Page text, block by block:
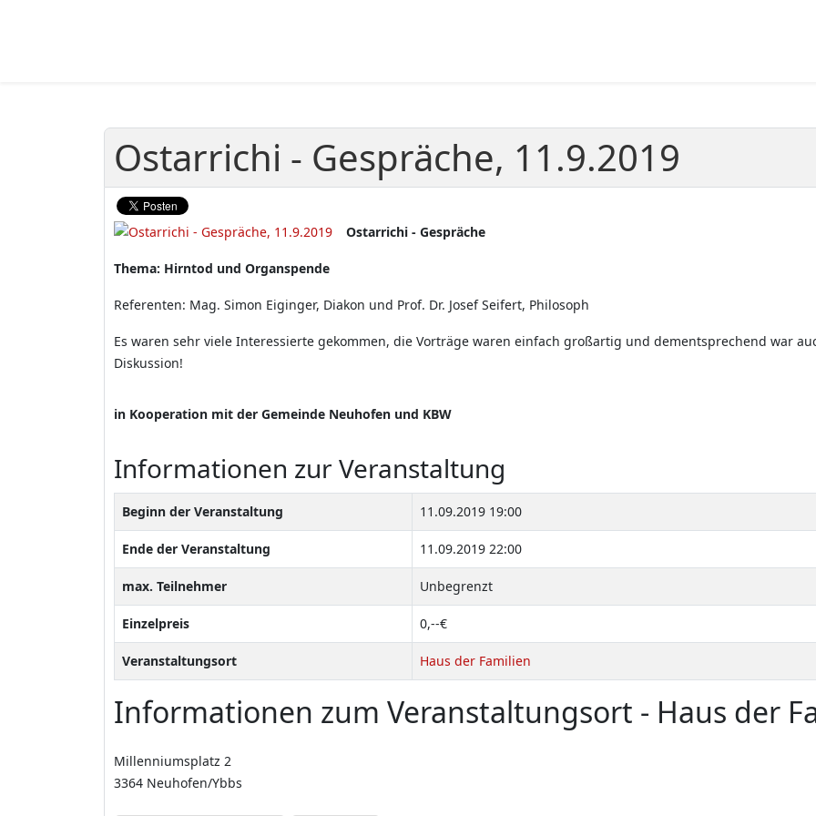
Ostarrichi - Gespräche, 11.9.2019
Ostarrichi - Gespräche
Thema: Hirntod und Organspende
Referenten: Mag. Simon Eiginger, Diakon und Prof. Dr. Josef Seifert, Philosoph
Es waren sehr viele Interessierte gekommen, die Vorträge waren einfach großartig und dementsprechend war
Diskussion!
in Kooperation mit der Gemeinde Neuhofen und KBW
Informationen zur Veranstaltung
Beginn der Veranstaltung 11.09.2019 19:00
Ende der Veranstaltung 11.09.2019 22:00
max. Teilnehmer Unbegrenzt
Einzelpreis 0,--€
Veranstaltungsort Haus der Familien
Informationen zum Veranstaltungsort - Haus der
Millenniumsplatz 2
3364 Neuhofen/Ybbs